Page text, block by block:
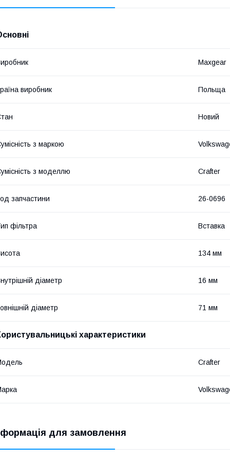
Maxgear
виробник Польща
Новий
з маркою
з моделлю Crafter
запчастини 26-0696
фільтра Вставка
134 мм
діаметр 16 мм
діаметр 71 мм
характеристики
Crafter
для замовлення